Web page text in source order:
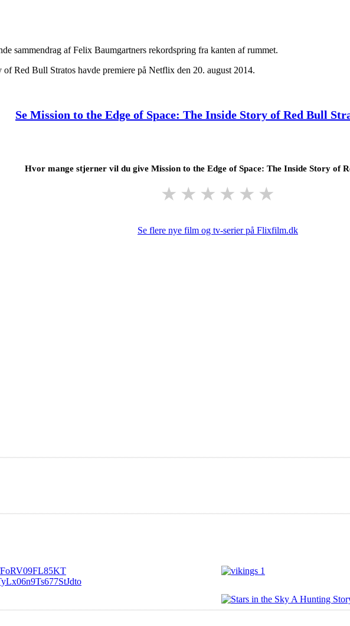
sammendrag af Felix Baumgartners rekordspring fra kanten af rummet.
Red Bull Stratos havde premiere på Netflix den 20. august 2014.
Se Mission to the Edge of Space: The Inside Story of Red Bull
Hvor mange stjerner vil du give Mission to the Edge of Space: The Inside Story of
★ ★ ★ ★ ★ ★
Se flere nye film og tv-serier på Flixfilm.dk